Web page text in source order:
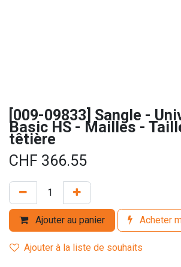
[009-09833] Sangle -
Basic HS - Mailles -
têtière
CHF 366.55
Ajouter au panier Acheter
Ajouter à la liste de souhaits